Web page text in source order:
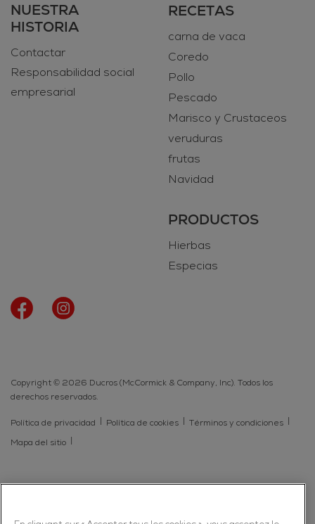
NUESTRA
HISTORIA
Contactar
Responsabilidad social
empresarial
RECETAS
carna de vaca
Coredo
Pollo
Pescado
Marisco y Crustaceos
veruduras
frutas
Navidad
PRODUCTOS
Hierbas
Especias
Copyright © 2026 Ducros (McCormick & Company, Inc). Todos los
derechos reservados.
Política de privacidad Política de cookies
Términos y condiciones
Mapa del sitio